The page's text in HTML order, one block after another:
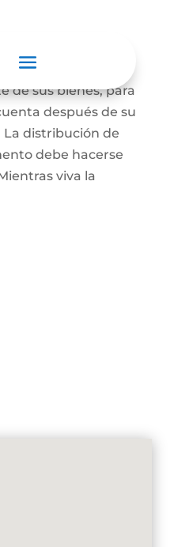
persona dispone
de sus bienes, para
después de su
La distribución de
debe hacerse
viva la